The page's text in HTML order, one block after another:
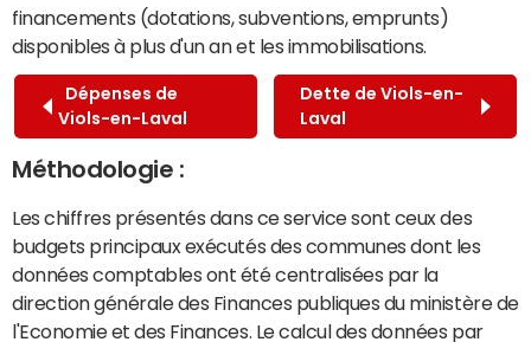
financements (dotations, subventions, emprunts)
disponibles à plus d'un an et les immobilisations.
Dépenses de
Viols-en-Laval
Dette de Viols-en-
Laval
Méthodologie :
Les chiffres présentés dans ce service sont ceux des
budgets principaux exécutés des communes dont les
données comptables ont été centralisées par la
direction générale des Finances publiques du ministère de
l'Economie et des Finances. Le calcul des données par